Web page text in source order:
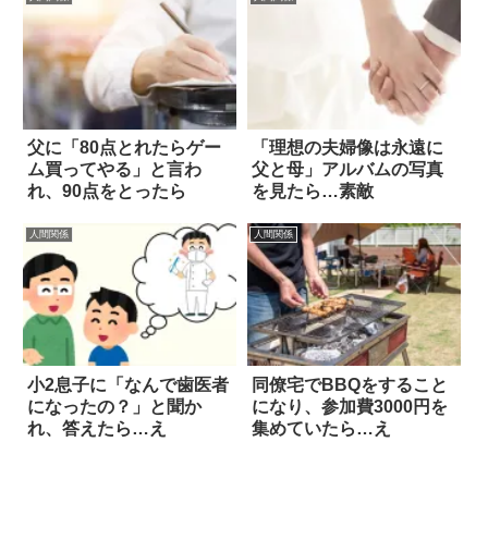
父に「80点とれたらゲー
ム買ってやる」と言わ
れ、90点をとったら
「理想の夫婦像は永遠に
父と母」アルバムの写真
を見たら…素敵
人間関係
小2息子に「なんで歯医者
になったの？」と聞か
れ、答えたら…え
人間関係
同僚宅でBBQをすること
になり、参加費3000円を
集めていたら…え